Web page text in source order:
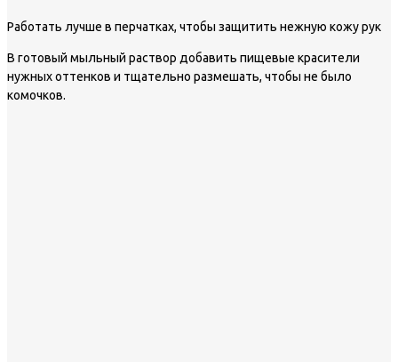
Работать лучше в перчатках, чтобы защитить нежную кожу рук
В готовый мыльный раствор добавить пищевые красители
нужных оттенков и тщательно размешать, чтобы не было
комочков.